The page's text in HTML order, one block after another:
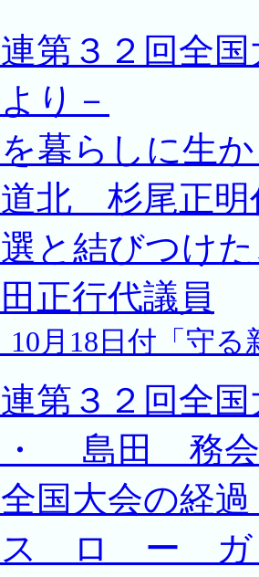
連第３２回全
り－
を暮らしに生
北 杉尾正明
選と結びつけ
正行代議員
10月18日付「守る
連第３２回全
島田 務会
全国大会の
ロ ー ガ